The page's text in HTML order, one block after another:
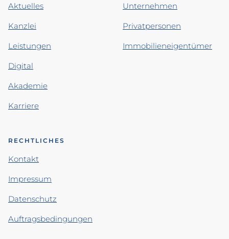
Aktuelles
Kanzlei
Leistungen
Digital
Akademie
Karriere
Unternehmen
Privatpersonen
Immobilieneigentümer
RECHTLICHES
Kontakt
Impressum
Datenschutz
Auftragsbedingungen